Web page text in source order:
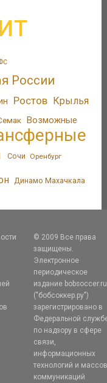
России
Ростов
Крылья
Возможные
Сочи Оренбург
Динамо Махачкала
© 2009 Все права
защищены.
Электронное
периодическое
издание bobsoccer.ru
("бобсоккер.ру")
зарегистрировано в
Федеральной
по надзору в сфере
связи,
информационных
технологий и
коммуникаций